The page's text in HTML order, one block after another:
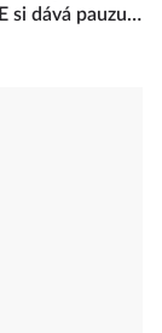
si dává pauzu